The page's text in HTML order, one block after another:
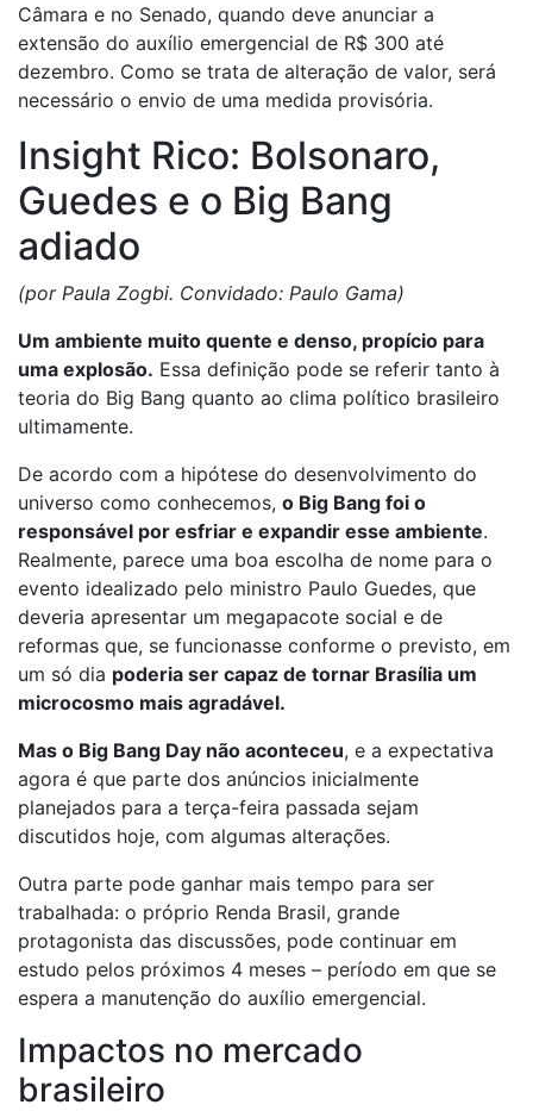
Câmara e no Senado, quando deve anunciar a
extensão do auxílio emergencial de R$ 300 até
dezembro. Como se trata de alteração de valor, será
necessário o envio de uma medida provisória.
Insight Rico: Bolsonaro,
Guedes e o Big Bang
adiado
(por Paula Zogbi. Convidado: Paulo Gama)
Um ambiente muito quente e denso, propício para
uma explosão. Essa definição pode se referir tanto à
teoria do Big Bang quanto ao clima político brasileiro
ultimamente.
De acordo com a hipótese do desenvolvimento do
universo como conhecemos, o Big Bang foi o
responsável por esfriar e expandir esse ambiente.
Realmente, parece uma boa escolha de nome para o
evento idealizado pelo ministro Paulo Guedes, que
deveria apresentar um megapacote social e de
reformas que, se funcionasse conforme o previsto, em
um só dia poderia ser capaz de tornar Brasília um
microcosmo mais agradável.
Mas o Big Bang Day não aconteceu, e a expectativa
agora é que parte dos anúncios inicialmente
planejados para a terça-feira passada sejam
discutidos hoje, com algumas alterações.
Outra parte pode ganhar mais tempo para ser
trabalhada: o próprio Renda Brasil, grande
protagonista das discussões, pode continuar em
estudo pelos próximos 4 meses – período em que se
espera a manutenção do auxílio emergencial.
Impactos no mercado
brasileiro